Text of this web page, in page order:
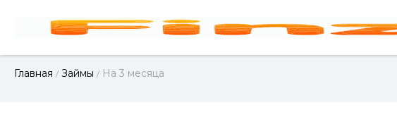
Главная / Займы / На 3 месяца